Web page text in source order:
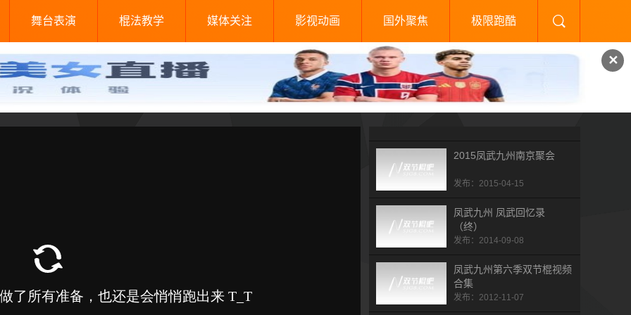
✕
舞台表演 棍法教学 媒体关注 影视动画 国外聚焦 极限跑酷
2015凤武九州南京聚会
发布：2015-04-15
凤武九州 凤武回忆录
（终）
发布：2014-09-08
凤武九州第六季双节棍视频
合集
发布：2012-11-07